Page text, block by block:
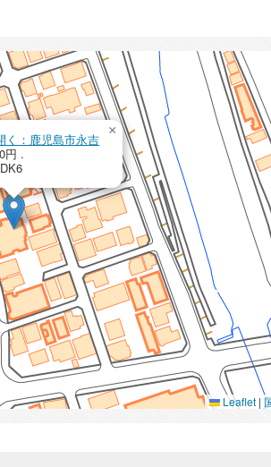
く：鹿児島市永吉
円 .
×
Leaflet |